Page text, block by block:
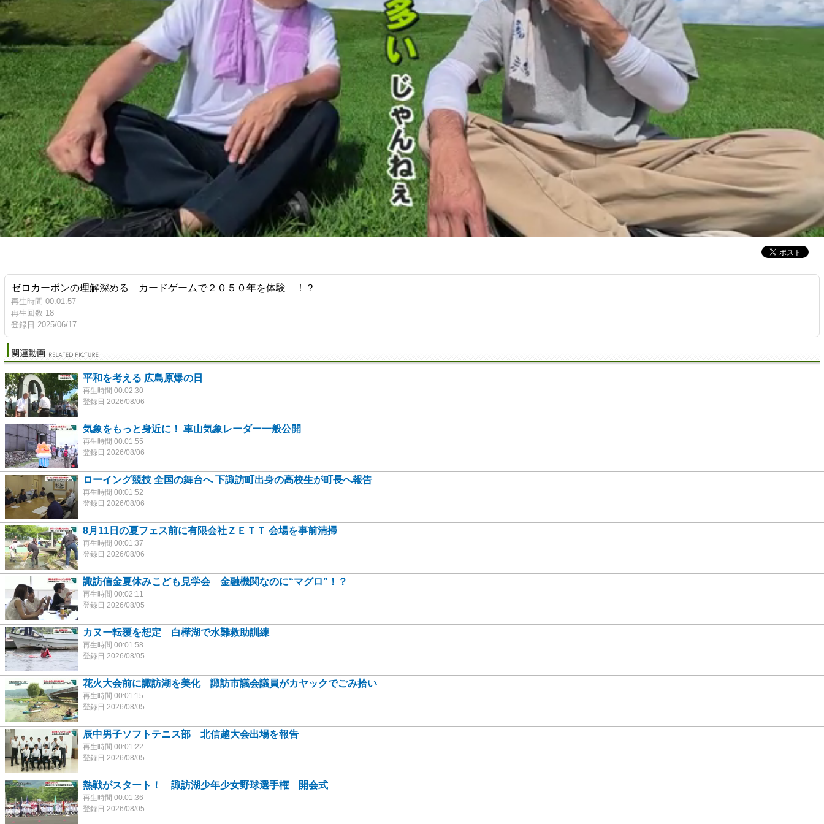
ゼロカーボンの理解深める カードゲームで２０５０年を体験 ！？
再生時間 00:01:57
再生回数 18
登録日 2025/06/17
平和を考える 広島原爆の日
再生時間 00:02:30
登録日 2026/08/06
気象をもっと身近に！ 車山気象レーダー一般公開
再生時間 00:01:55
登録日 2026/08/06
ローイング競技 全国の舞台へ 下諏訪町出身の高校生が町長へ報告
再生時間 00:01:52
登録日 2026/08/06
8月11日の夏フェス前に有限会社ＺＥＴＴ 会場を事前清掃
再生時間 00:01:37
登録日 2026/08/06
諏訪信金夏休みこども見学会 金融機関なのに“マグロ”！？
再生時間 00:02:11
登録日 2026/08/05
カヌー転覆を想定 白樺湖で水難救助訓練
再生時間 00:01:58
登録日 2026/08/05
花火大会前に諏訪湖を美化 諏訪市議会議員がカヤックでごみ拾い
再生時間 00:01:15
登録日 2026/08/05
辰中男子ソフトテニス部 北信越大会出場を報告
再生時間 00:01:22
登録日 2026/08/05
熱戦がスタート！ 諏訪湖少年少女野球選手権 開会式
再生時間 00:01:36
登録日 2026/08/05